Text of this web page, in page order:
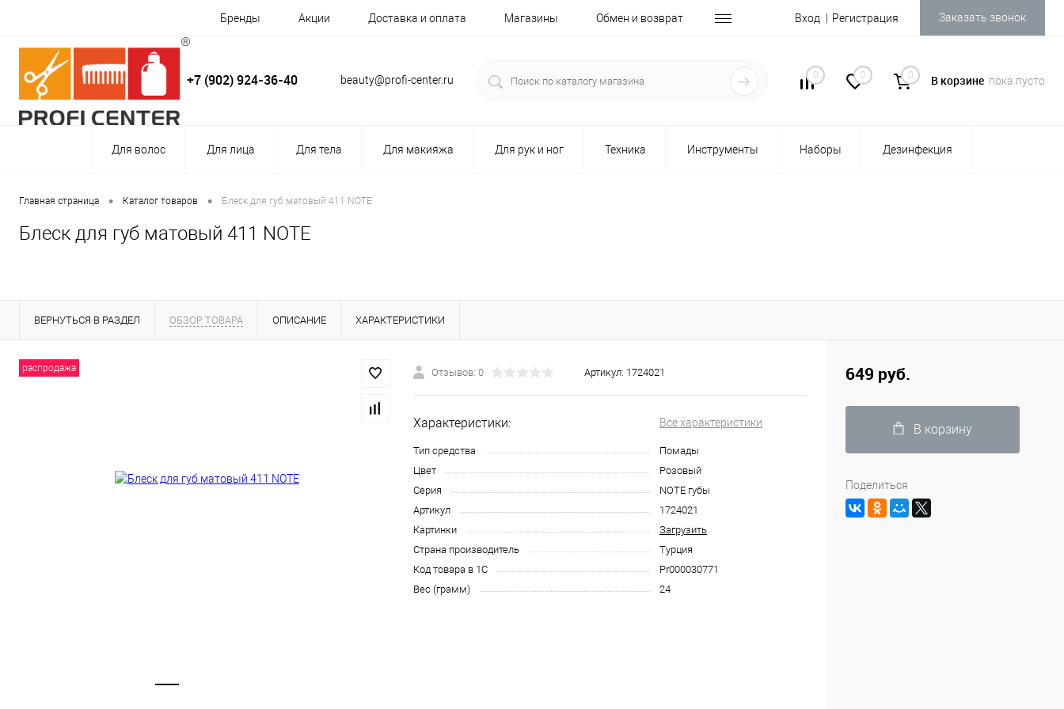
Бренды Акции Доставка и оплата Магазины Обмен и возврат Вход Регистрация Заказать звонок
+7 (902) 924-36-40 beauty@profi-center.ru 0 0 0 В корзине пока пусто
Для волос Для лица Для тела Для макияжа Для рук и ног Техника Инструменты Наборы Дезинфекция
Главная страница • Каталог товаров • Блеск для губ матовый 411 NOTE
Блеск для губ матовый 411 NOTE
ВЕРНУТЬСЯ В РАЗДЕЛ ОБЗОР ТОВАРА ОПИСАНИЕ ХАРАКТЕРИСТИКИ
распродажа Отзывов: 0 Артикул: 1724021
Характеристики: Все характеристики
Тип средства
Помады
Цвет
Розовый
Серия
NOTE губы
Артикул
1724021
Картинки
Загрузить
Страна производитель
Турция
Код товара в 1С
Pr000030771
Вес (грамм)
24
649 руб.
В корзину
Поделиться